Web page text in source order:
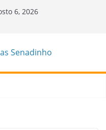
6, 2026